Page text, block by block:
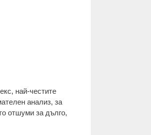
най-честите
анализ, за
отшуми за дълго,